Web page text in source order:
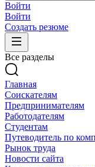
Войти
Войти
Создать резюме
Все разделы
Главная
Соискателям
Предпринимателям
Работодателям
Студентам
Путеводитель по
Рынок труда
Новости сайта